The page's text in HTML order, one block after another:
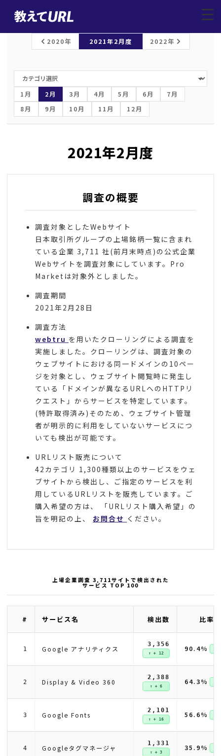
レポートトップ/上場企業調査
2020年 2021年2月度 2022年
1月 2月 3月 4月 5月 6月
7月
8月
9月 10月 11月 12月
2021年2月度
調査の概要
調査対象としたWebサイト
日本取引所グループの上場銘柄一覧に含まれ
ている企業 3,711 社(前月末時点)の公式企業
Webサイトを調査対象にしています。Pro
Marketは対象外としました。
調査期間
2021年2月28日
調査方法
webtru を用いたクローリングによる調査を
実施しました。クローリングは、調査対象の
ウェブサイトにおける同一ドメインの10ペー
ジを対象とし、ウェブサイト閲覧時に発生し
ている「ドメインが異なるURLへのHTTPリ
クエスト」からサービスを特定しています。
(特許取得済み)そのため、ウェブサイト管理
者が明示的に利用をしていないサービスにつ
いても検出が可能です。
URLリスト販売について
42カテゴリ 1,300種類以上のサービスをウェ
ブサイトから検出し、ご指定のサービスを利
用しているURLリストを販売しています。ご
購入希望の方は、 「URLリスト購入希望」の
旨を明記の上、 お問合せ ください。
上場企業調査 3,711サイトで検出された
サービス TOP 100
# サービス名 検出数 比率(
1 Google アナリティクス
3,356
↑ + 12 90.4%
2 Display & Video 360
2,388
↑ + 6 64.3%
3 Google Fonts
2,101
↑ + 16 56.6%
4 Googleタグマネージャ
1,331
↑ + 3 35.9%